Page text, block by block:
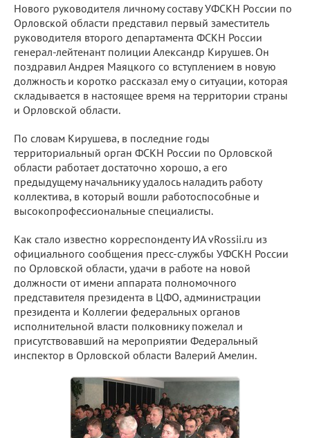
Нового руководителя личному составу УФСКН России по
Орловской области представил первый заместитель
руководителя второго департамента ФСКН России
генерал-лейтенант полиции Александр Кирушев. Он
поздравил Андрея Маяцкого со вступлением в новую
должность и коротко рассказал ему о ситуации, которая
складывается в настоящее время на территории страны
и Орловской области.
По словам Кирушева, в последние годы
территориальный орган ФСКН России по Орловской
области работает достаточно хорошо, а его
предыдущему начальнику удалось наладить работу
коллектива, в который вошли работоспособные и
высокопрофессиональные специалисты.
Как стало известно корреспонденту ИА vRossii.ru из
официального сообщения пресс-службы УФСКН России
по Орловской области, удачи в работе на новой
должности от имени аппарата полномочного
представителя президента в ЦФО, администрации
президента и Коллегии федеральных органов
исполнительной власти полковнику пожелал и
присутствовавший на мероприятии Федеральный
инспектор в Орловской области Валерий Амелин.